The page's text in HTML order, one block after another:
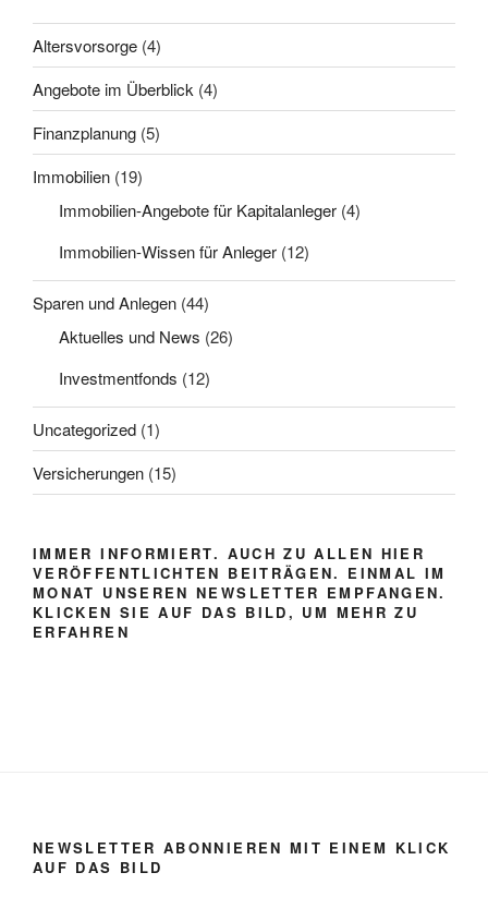
Altersvorsorge (4)
Angebote im Überblick (4)
Finanzplanung (5)
Immobilien (19)
Immobilien-Angebote für Kapitalanleger (4)
Immobilien-Wissen für Anleger (12)
Sparen und Anlegen (44)
Aktuelles und News (26)
Investmentfonds (12)
Uncategorized (1)
Versicherungen (15)
IMMER INFORMIERT. AUCH ZU ALLEN HIER
VERÖFFENTLICHTEN BEITRÄGEN. EINMAL IM
MONAT UNSEREN NEWSLETTER EMPFANGEN.
KLICKEN SIE AUF DAS BILD, UM MEHR ZU
ERFAHREN
NEWSLETTER ABONNIEREN MIT EINEM KLICK
AUF DAS BILD